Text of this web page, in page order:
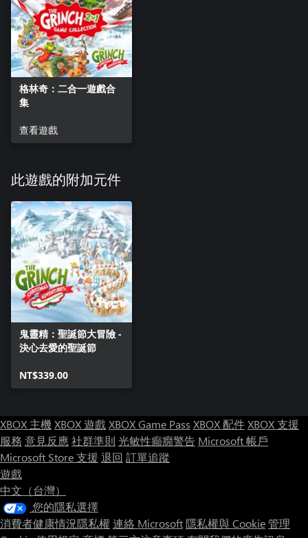
格林奇：二合一遊戲合
集
查看遊戲
此遊戲的附加元件
鬼靈精：聖誕節大冒險 -
決心去愛的聖誕節
NT$339.00
XBOX 主機XBOX 遊戲XBOX Game Pass XBOX 配件XBOX 支援
服務 意見反應社群準則 光敏性癲癇警告 Microsoft 帳戶
Microsoft Store 支援 退回 訂單追蹤
遊戲
中文（台灣）
您的隱私選擇
消費者健康情況隱私權 連絡 Microsoft隱私權與 Cookie管理